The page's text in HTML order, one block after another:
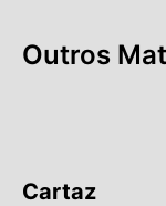
Outros
Cartaz